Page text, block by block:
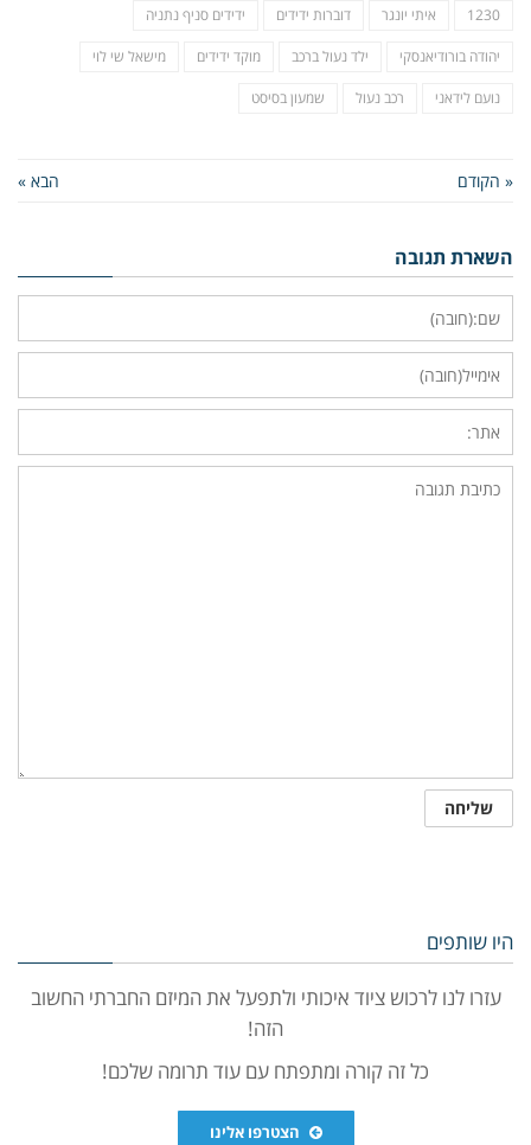
1230 איתי יונגר דוברות ידידים ידידים סניף נתניה
יהודה בורודיאנסקי ילד נעול ברכב מוקד ידידים מישאל שי לוי
נועם לידאני רכב נעול שמעון בסיסט
« הקודם הבא »
השארת תגובה
היו שותפים
עזרו לנו לרכוש ציוד איכותי ולתפעל את המיזם החברתי החשוב
הזה!
כל זה קורה ומתפתח עם עוד תרומה שלכם!
הצטרפו אלינו